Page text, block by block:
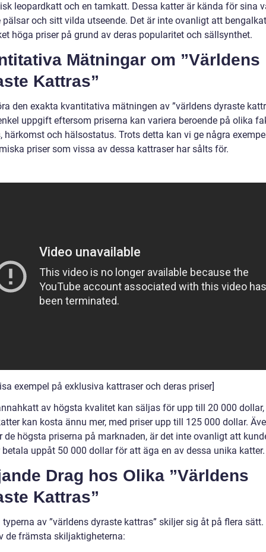
leopardkatt och en tamkatt. Dessa katter är kända för sina
pälsar och sitt vilda utseende. Det är inte ovanligt att
höga priser på grund av deras popularitet och sällsynthet.
Mätningar om ”Världens
Kattras”
den exakta kvantitativa mätningen av ”världens dyraste
uppgift eftersom priserna kan variera beroende på olika
härkomst och hälsostatus. Trots detta kan vi ge några
priser som vissa av dessa kattraser har sålts för.
exempel på exklusiva kattraser och deras priser]
av högsta kvalitet kan säljas för upp till 20 000
kan kosta ännu mer, med priser upp till 125 000 dollar.
de högsta priserna på marknaden, är det inte ovanligt att
betala uppåt 50 000 dollar för att äga en av dessa unika katter.
Drag hos Olika ”Världens
Kattras”
typerna av ”världens dyraste kattras” skiljer sig åt på flera sätt.
de främsta skiljaktigheterna: